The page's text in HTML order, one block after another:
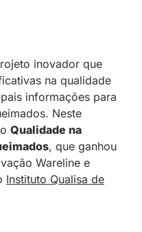
inovador que
na qualidade
informações para
Neste
Qualidade na
, que ganhou
Wareline e
Instituto Qualisa de